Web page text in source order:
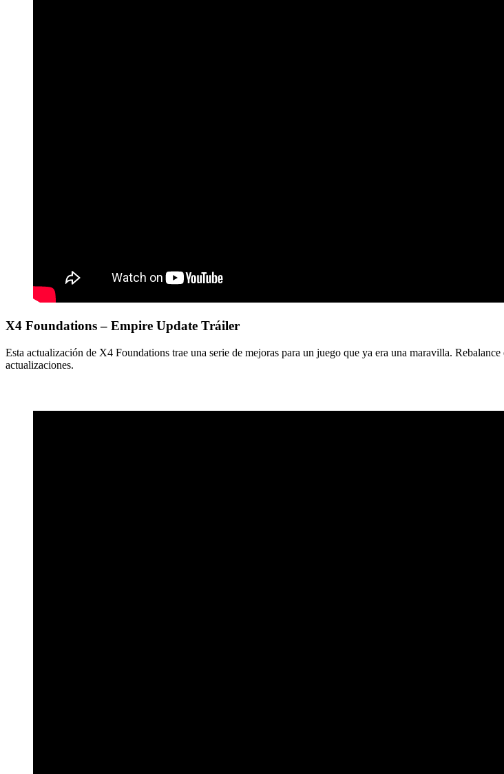
X4 Foundations – Empire Update Tráiler
Esta actualización de X4 Foundations trae una serie de mejoras para un juego que ya era una maravilla.
actualizaciones.